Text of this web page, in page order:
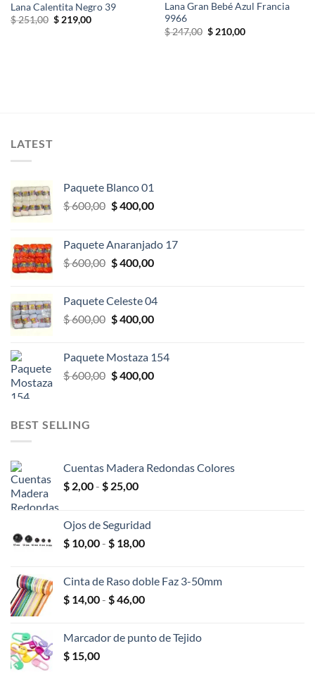
Lana Calentita Negro 39
$251,00 El
precio
$219,00El
Lana Gran Bebé Azul Francia
9966
$247,00 El
precio
$210,00El
LATEST
Paquete Blanco 01
$600,00 El
era:
$ 600,00.
$400,00El
es:
$ 400,00.
Paquete Anaranjado 17
$600,00 El
era:
$ 600,00.
$400,00El
es:
$ 400,00.
Paquete Celeste 04
$600,00 El
era:
$ 600,00.
$400,00El
es:
$ 400,00.
Paquete Mostaza 154
$600,00 El
$400,00El
BEST SELLING
Cuentas Madera Redondas Colores
$ 2,00- $ 25,00Rango
desde
$ 2,00
Ojos de Seguridad
$ 10,00- $ 18,00Rango
desde
$ 10,00
$ 18,00
Cinta de Raso doble Faz 3-50mm
$ 14,00- $46,00Rango
desde
Marcador de punto de Tejido
$ 15,00